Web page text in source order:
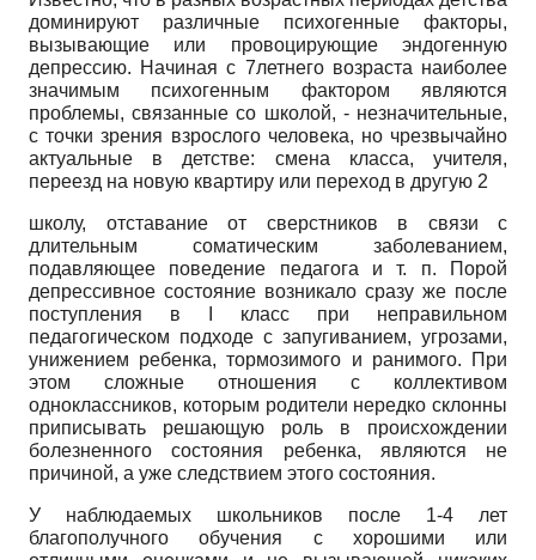
доминируют различные психогенные факторы,
вызывающие или провоцирующие эндогенную
депрессию. Начиная с 7­летнего возраста наиболее
значимым психогенным фактором являются
проблемы, связанные со школой, - незначительные,
с точки зрения взрослого человека, но чрезвычайно
актуальные в детстве: смена класса, учителя,
переезд на новую квартиру или переход в другую 2
школу, отставание от сверстников в связи с
длительным соматическим заболеванием,
подавляющее поведение педагога и т. п. Порой
депрессивное состояние возникало сразу же после
поступления в I класс при неправильном
педагогическом подходе с запугиванием, угрозами,
унижением ребенка, тормозимого и ранимого. При
этом сложные отношения с коллективом
одноклассников, которым родители нередко склонны
приписывать решающую роль в происхождении
болезненного состояния ребенка, являются не
причиной, а уже следствием этого состояния.
У наблюдаемых школьников после 1-4 лет
благополучного обучения с хорошими или